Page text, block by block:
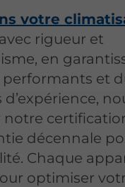
votre
rigueur et
en
et
d’expérience,
décennale
Chaque
optimiser